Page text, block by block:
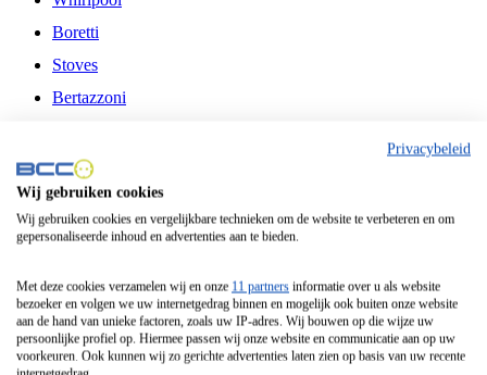
Boretti
Stoves
Bertazzoni
Fitelli
Airfryer
Frituurpan
Contactgrill
Broodbakmachine
Broodrooster
Privacybeleid
Wij gebruiken cookies
Wij gebruiken cookies en vergelijkbare technieken om de website te verbeteren en om
gepersonaliseerde inhoud en advertenties aan te bieden.
Met deze cookies verzamelen wij en onze 11 partners informatie over u als website
bezoeker en volgen we uw internetgedrag binnen en mogelijk ook buiten onze website
aan de hand van unieke factoren, zoals uw IP-adres. Wij bouwen op die wijze uw
persoonlijke profiel op. Hiermee passen wij onze website en communicatie aan op uw
voorkeuren. Ook kunnen wij zo gerichte advertenties laten zien op basis van uw recente